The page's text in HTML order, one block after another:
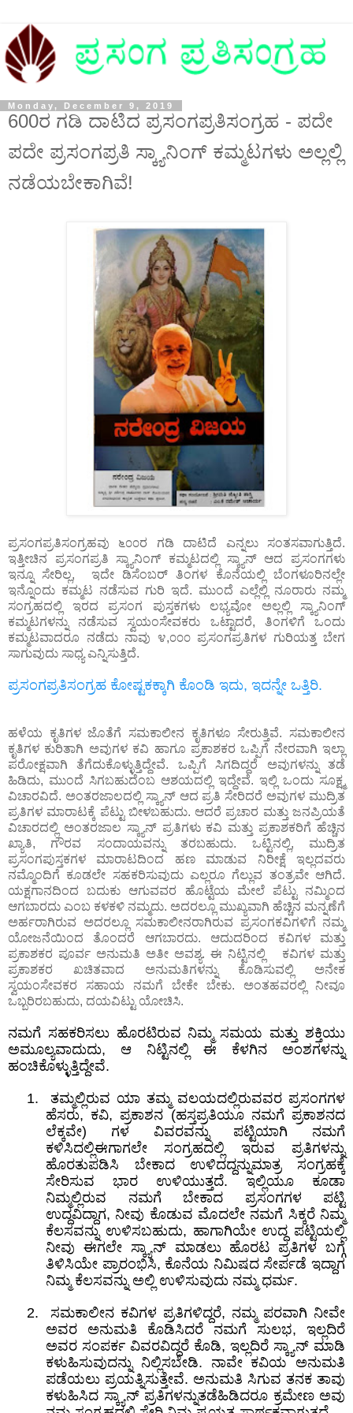
Monday, December 9, 2019
600ರ ಗಡಿ ದಾಟಿದ ಪ್ರಸಂಗಪ್ರತಿಸಂಗ್ರಹ - ಪದೇ
ಪದೇ ಪ್ರಸಂಗಪ್ರತಿ ಸ್ಕ್ಯಾನಿಂಗ್‌ ಕಮ್ಮಟಗಳು ಅಲ್ಲಲ್ಲಿ
ನಡೆಯಬೇಕಾಗಿವೆ!
ಪ್ರಸಂಗಪ್ರತಿಸಂಗ್ರಹವು ೬೦೦ರ ಗಡಿ ದಾಟಿದೆ ಎನ್ನಲು ಸಂತಸವಾಗುತ್ತಿದೆ.
ಇತ್ತೀಚಿನ ಪ್ರಸಂಗಪ್ರತಿ ಸ್ಕ್ಯಾನಿಂಗ್‌ ಕಮ್ಮಟದಲ್ಲಿ ಸ್ಕ್ಯಾನ್‌ ಆದ ಪ್ರಸಂಗಗಳು
ಇನ್ನೂ ಸೇರಿಲ್ಲ, ಇದೇ ಡಿಸೆಂಬರ್‌ ತಿಂಗಳ ಕೊನೆಯಲ್ಲಿ ಬೆಂಗಳೂರಿನಲ್ಲೇ
ಇನ್ನೊಂದು ಕಮ್ಮಟ ನಡೆಸುವ ಗುರಿ ಇದೆ. ಮುಂದೆ ಎಲ್ಲೆಲ್ಲಿ ನೂರಾರು ನಮ್ಮ
ಸಂಗ್ರಹದಲ್ಲಿ ಇರದ ಪ್ರಸಂಗ ಪುಸ್ತಕಗಳು ಲಭ್ಯವೋ ಅಲ್ಲಲ್ಲಿ ಸ್ಕ್ಯಾನಿಂಗ್‌
ಕಮ್ಮಟಗಳನ್ನು ನಡೆಸುವ ಸ್ವಯಂಸೇವಕರು ಒಟ್ಟಾದರೆ, ತಿಂಗಳಿಗೆ ಒಂದು
ಕಮ್ಮಟವಾದರೂ ನಡೆದು ನಾವು ೪,೦೦೦ ಪ್ರಸಂಗಪ್ರತಿಗಳ ಗುರಿಯತ್ತ ಬೇಗ
ಸಾಗುವುದು ಸಾಧ್ಯ ಎನ್ನಿಸುತ್ತಿದೆ.
ಪ್ರಸಂಗಪ್ರತಿಸಂಗ್ರಹ ಕೋಷ್ಟಕಕ್ಕಾಗಿ ಕೊಂಡಿ ಇದು, ಇದನ್ನೇ ಒತ್ತಿರಿ.
ಹಳೆಯ ಕೃತಿಗಳ ಜೊತೆಗೆ ಸಮಕಾಲೀನ ಕೃತಿಗಳೂ ಸೇರುತ್ತಿವೆ. ಸಮಕಾಲೀನ
ಕೃತಿಗಳ ಕುರಿತಾಗಿ ಅವುಗಳ ಕವಿ ಹಾಗೂ ಪ್ರಕಾಶಕರ ಒಪ್ಪಿಗೆ ನೇರವಾಗಿ ಇಲ್ಲಾ
ಪರೋಕ್ಷವಾಗಿ ತೆಗೆದುಕೊಳ್ಳುತ್ತಿದ್ದೇವೆ. ಒಪ್ಪಿಗೆ ಸಿಗದಿದ್ದರೆ ಅವುಗಳನ್ನು ತಡೆ
ಹಿಡಿದು, ಮುಂದೆ ಸಿಗಬಹುದೆಂಬ ಆಶಯದಲ್ಲಿ ಇದ್ದೇವೆ. ಇಲ್ಲಿ ಒಂದು ಸೂಕ್ಷ್ಮ
ವಿಚಾರವಿದೆ. ಅಂತರಜಾಲದಲ್ಲಿ ಸ್ಕ್ಯಾನ್‌ ಆದ ಪ್ರತಿ ಸೇರಿದರೆ ಅವುಗಳ ಮುದ್ರಿತ
ಪ್ರತಿಗಳ ಮಾರಾಟಕ್ಕೆ ಪೆಟ್ಟು ಬೀಳಬಹುದು. ಆದರೆ ಪ್ರಚಾರ ಮತ್ತು ಜನಪ್ರಿಯತೆ
ವಿಚಾರದಲ್ಲಿ ಅಂತರಜಾಲ ಸ್ಕ್ಯಾನ್ ಪ್ರತಿಗಳು ಕವಿ ಮತ್ತು ಪ್ರಕಾಶಕರಿಗೆ ಹೆಚ್ಚಿನ
ಖ್ಯಾತಿ, ಗೌರವ ಸಂದಾಯವನ್ನು ತರಬಹುದು. ಒಟ್ಟಿನಲ್ಲಿ, ಮುದ್ರಿತ
ಪ್ರಸಂಗಪುಸ್ತಕಗಳ ಮಾರಾಟದಿಂದ ಹಣ ಮಾಡುವ ನಿರೀಕ್ಷೆ ಇಲ್ಲದವರು
ನಮ್ಮೊಂದಿಗೆ ಕೂಡಲೇ ಸಹಕರಿಸುವುದು ಎಲ್ಲರೂ ಗೆಲ್ಲುವ ತಂತ್ರವೇ ಆಗಿದೆ.
ಯಕ್ಷಗಾನದಿಂದ ಬದುಕು ಆಗುವವರ ಹೊಟ್ಟೆಯ ಮೇಲೆ ಪೆಟ್ಟು ನಮ್ಮಿಂದ
ಆಗಬಾರದು ಎಂಬ ಕಳಕಳಿ ನಮ್ಮದು. ಅದರಲ್ಲೂ ಮುಖ್ಯವಾಗಿ ಹೆಚ್ಚಿನ ಮನ್ನಣೆಗೆ
ಅರ್ಹರಾಗಿರುವ ಅದರಲ್ಲೂ ಸಮಕಾಲೀನರಾಗಿರುವ ಪ್ರಸಂಗಕವಿಗಳಿಗೆ ನಮ್ಮ
ಯೋಜನೆಯಿಂದ ತೊಂದರೆ ಆಗಬಾರದು. ಆದುದರಿಂದ ಕವಿಗಳ ಮತ್ತು
ಪ್ರಕಾಶಕರ ಪೂರ್ವ ಅನುಮತಿ ಅತೀ ಅವಶ್ಯ. ಈ ನಿಟ್ಟಿನಲ್ಲಿ ಕವಿಗಳ ಮತ್ತು
ಪ್ರಕಾಶಕರ ಖಚಿತವಾದ ಅನುಮತಿಗಳನ್ನು ಕೊಡಿಸುವಲ್ಲಿ ಅನೇಕ
ಸ್ವಯಂಸೇವಕರ ಸಹಾಯ ನಮಗೆ ಬೇಕೇ ಬೇಕು. ಅಂತಹವರಲ್ಲಿ ನೀವೂ
ಒಬ್ಬರಿರಬಹುದು, ದಯವಿಟ್ಟು ಯೋಚಿಸಿ.
ನಮಗೆ ಸಹಕರಿಸಲು ಹೊರಟಿರುವ ನಿಮ್ಮ ಸಮಯ ಮತ್ತು ಶಕ್ತಿಯು
ಅಮೂಲ್ಯವಾದುದು, ಆ ನಿಟ್ಟಿನಲ್ಲಿ ಈ ಕೆಳಗಿನ ಅಂಶಗಳನ್ನು
ಹಂಚಿಕೊಳ್ಳುತ್ತಿದ್ದೇವೆ.
1. ತಮ್ಮಲ್ಲಿರುವ ಯಾ ತಮ್ಮ ವಲಯದಲ್ಲಿರುವವರ ಪ್ರಸಂಗಗಳ
ಹೆಸರು, ಕವಿ, ಪ್ರಕಾಶನ (ಹಸ್ತಪ್ರತಿಯೂ ನಮಗೆ ಪ್ರಕಾಶನದ
ಲೆಕ್ಕವೇ) ಗಳ
ವಿವರವನ್ನು ಪಟ್ಟಿಯಾಗಿ
ನಮಗೆ
ಕಳಿಸಿದಲ್ಲಿಈಗಾಗಲೇ ಸಂಗ್ರಹದಲ್ಲಿ ಇರುವ ಪ್ರತಿಗಳನ್ನು
ಹೊರತುಪಡಿಸಿ
ಬೇಕಾದ ಉಳಿದದ್ದನ್ನುಮಾತ್ರ
ಸಂಗ್ರಹಕ್ಕೆ
ಸೇರಿಸುವ ಭಾರ ಉಳಿಯುತ್ತದೆ. ಇಲ್ಲಿಯೂ ಕೂಡಾ
ನಿಮ್ಮಲ್ಲಿರುವ ನಮಗೆ ಬೇಕಾದ ಪ್ರಸಂಗಗಳ ಪಟ್ಟಿ
ಉದ್ದವಿದ್ದಾಗ, ನೀವು ಕೊಡುವ ಮೊದಲೇ ನಮಗೆ ಸಿಕ್ಕರೆ ನಿಮ್ಮ
ಕೆಲಸವನ್ನು ಉಳಿಸಬಹುದು, ಹಾಗಾಗಿಯೇ ಉದ್ದ ಪಟ್ಟಿಯಲ್ಲಿ
ನೀವು ಈಗಲೇ ಸ್ಕ್ಯಾನ್‌ ಮಾಡಲು ಹೊರಟ ಪ್ರತಿಗಳ ಬಗ್ಗೆ
ತಿಳಿಸಿಯೇ ಪ್ರಾರಂಭಿಸಿ, ಕೊನೆಯ ನಿಮಿಷದ ಸೇರ್ಪಡೆ ಇದ್ದಾಗ
ನಿಮ್ಮ ಕೆಲಸವನ್ನು ಅಲ್ಲಿ ಉಳಿಸುವುದು ನಮ್ಮ ಧರ್ಮ.
2. ಸಮಕಾಲೀನ ಕವಿಗಳ ಪ್ರತಿಗಳಿದ್ದರೆ, ನಮ್ಮ ಪರವಾಗಿ ನೀವೇ
ಅವರ ಅನುಮತಿ ಕೊಡಿಸಿದರೆ ನಮಗೆ ಸುಲಭ, ಇಲ್ಲದಿರೆ
ಅವರ ಸಂಪರ್ಕ ವಿವರವಿದ್ದರೆ ಕೊಡಿ, ಇಲ್ಲದಿರೆ ಸ್ಕ್ಯಾನ್‌ ಮಾಡಿ
ಕಳುಹಿಸುವುದನ್ನು ನಿಲ್ಲಿಸಬೇಡಿ. ನಾವೇ ಕವಿಯ ಅನುಮತಿ
ಪಡೆಯಲು ಪ್ರಯತ್ನಿಸುತ್ತೇವೆ. ಅನುಮತಿ ಸಿಗುವ ತನಕ ತಾವು
ಕಳುಹಿಸಿದ ಸ್ಕ್ಯಾನ್‌ ಪ್ರತಿಗಳನ್ನುತಡೆಹಿಡಿದರೂ ಕ್ರಮೇಣ ಅವು